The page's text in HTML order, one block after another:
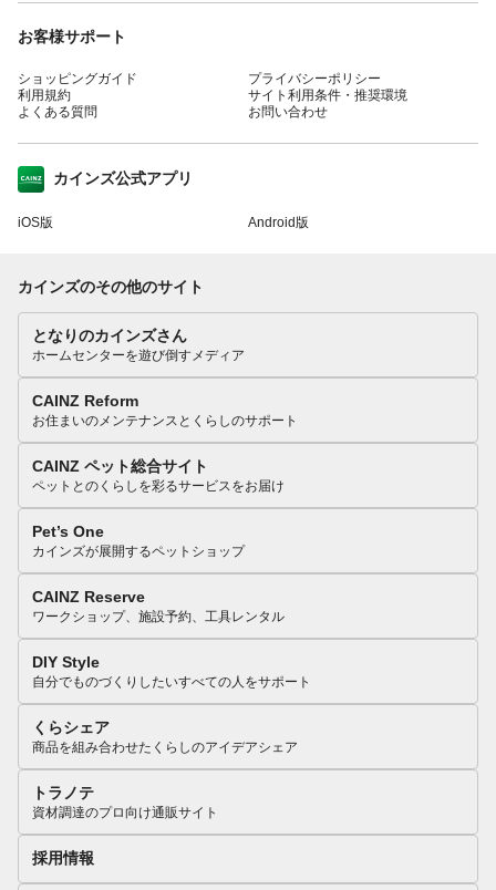
お客様サポート
ショッピングガイド
利用規約
よくある質問
プライバシーポリシー
サイト利用条件・推奨環境
お問い合わせ
カインズ公式アプリ
iOS版 Android版
カインズのその他のサイト
となりのカインズさん
ホームセンターを遊び倒すメディア
CAINZ Reform
お住まいのメンテナンスとくらしのサポート
CAINZ ペット総合サイト
ペットとのくらしを彩るサービスをお届け
Pet’s One
カインズが展開するペットショップ
CAINZ Reserve
ワークショップ、施設予約、工具レンタル
DIY Style
自分でものづくりしたいすべての人をサポート
くらシェア
商品を組み合わせたくらしのアイデアシェア
トラノテ
資材調達のプロ向け通販サイト
採用情報